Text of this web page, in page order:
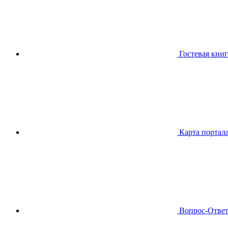
Гостевая
Карта
Вопрос-Ответ